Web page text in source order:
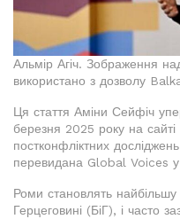
Альмір Агіч. Зображення
використано з дозволу
Ця стаття Аміни Сейфіч
березня 2025 року на
постконфліктних
перевидана Global Voices у
Роми становлять
Герцеговині (БіГ), і часто